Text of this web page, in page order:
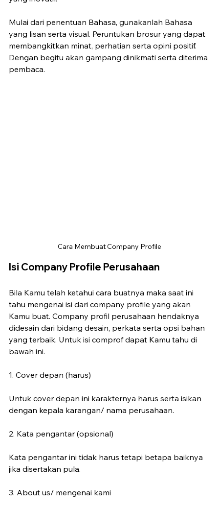
Mulai dari penentuan Bahasa, gunakanlah Bahasa
yang lisan serta visual. Peruntukan brosur yang dapat
membangkitkan minat, perhatian serta opini positif.
Dengan begitu akan gampang dinikmati serta diterima
pembaca.
Cara Membuat Company Profile
Isi Company Profile Perusahaan
Bila Kamu telah ketahui cara buatnya maka saat ini
tahu mengenai isi dari company profile yang akan
Kamu buat. Company profil perusahaan hendaknya
didesain dari bidang desain, perkata serta opsi bahan
yang terbaik. Untuk isi comprof dapat Kamu tahu di
bawah ini.
1. Cover depan (harus)
Untuk cover depan ini karakternya harus serta isikan
dengan kepala karangan/ nama perusahaan.
2. Kata pengantar (opsional)
Kata pengantar ini tidak harus tetapi betapa baiknya
jika disertakan pula.
3. About us/ mengenai kami